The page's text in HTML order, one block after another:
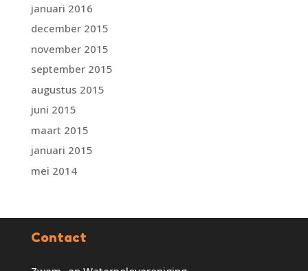
januari 2016
december 2015
november 2015
september 2015
augustus 2015
juni 2015
maart 2015
januari 2015
mei 2014
Contact